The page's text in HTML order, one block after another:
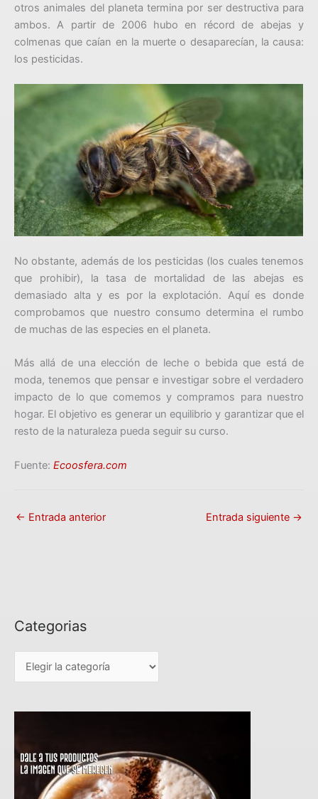
otros animales del planeta termina por ser destructiva para
ambos. A partir de 2006 hubo en récord de abejas y
colmenas que caían en la muerte o desaparecían, la causa:
los pesticidas.
No obstante, además de los pesticidas (los cuales tenemos
que prohibir), la tasa de mortalidad de las abejas es
demasiado alta y es por la explotación. Aquí es donde
comprobamos que nuestro consumo determina el rumbo
de muchas de las especies en el planeta.
Más allá de una elección de leche o bebida que está de
moda, tenemos que pensar e investigar sobre el verdadero
impacto de lo que comemos y compramos para nuestro
hogar. El objetivo es generar un equilibrio y garantizar que el
resto de la naturaleza pueda seguir su curso.
Fuente: Ecoosfera.com
← Entrada anterior Entrada siguiente →
Categorias
C
r